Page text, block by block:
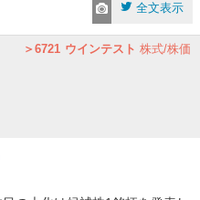
全文表示
6721 ウインテスト 株式/株価